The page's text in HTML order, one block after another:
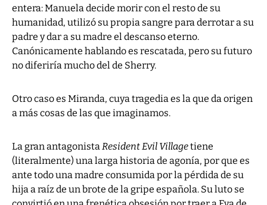
entera: Manuela decide morir con el resto de su
humanidad, utilizó su propia sangre para derrotar a su
padre y dar a su madre el descanso eterno.
Canónicamente hablando es rescatada, pero su futuro
no diferiría mucho del de Sherry.
Otro caso es Miranda, cuya tragedia es la que da origen
a más cosas de las que imaginamos.
La gran antagonista Resident Evil Villagetiene
(literalmente) una larga historia de agonía, por que es
ante todo una madre consumida por la pérdida de su
hija a raíz de un brote de la gripe española. Su luto se